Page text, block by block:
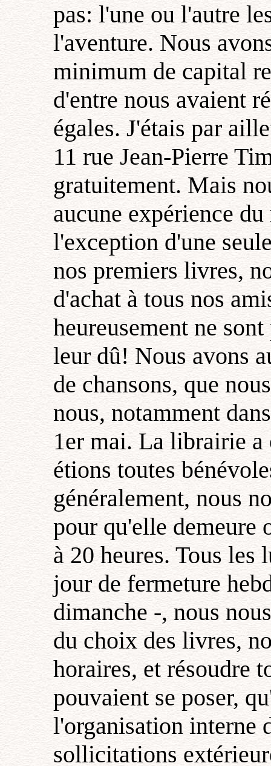
pas: l'une ou l'autre
l'aventure. Nous
minimum de capital
d'entre nous avaient
égales. J'étais par
11 rue Jean-Pierre
gratuitement. Mais
aucune expérience
l'exception d'une
nos premiers livres,
d'achat à tous nos
heureusement ne
leur dû! Nous avons
de chansons, que
nous, notamment
1er mai. La librairie
étions toutes
généralement, nous
pour qu'elle demeure
à 20 heures. Tous
jour de fermeture
dimanche -, nous
du choix des livres,
horaires, et résoudre
pouvaient se poser,
l'organisation interne
sollicitations